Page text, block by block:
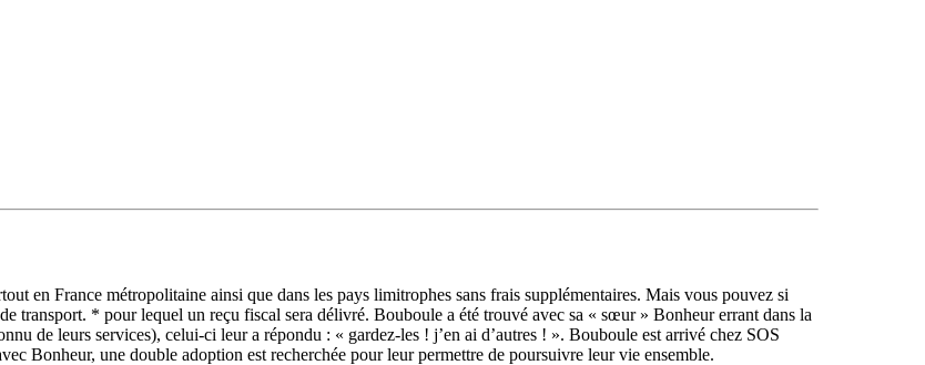
en France métropolitaine ainsi que dans les pays limitrophes sans frais supplémentaires. Mais vous pouvez si
transport. * pour lequel un reçu fiscal sera délivré. Bouboule a été trouvé avec sa « sœur » Bonheur errant dans la
de leurs services), celui-ci leur a répondu : « gardez-les ! j’en ai d’autres ! ». Bouboule est arrivé chez SOS
Bonheur, une double adoption est recherchée pour leur permettre de poursuivre leur vie ensemble.